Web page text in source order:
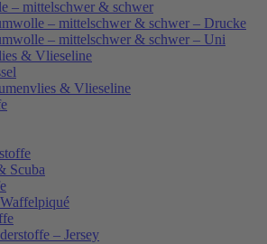
– mittelschwer & schwer
– mittelschwer & schwer – Drucke
– mittelschwer & schwer – Uni
& Vlieseline
& Vlieseline
Scuba
– Jersey